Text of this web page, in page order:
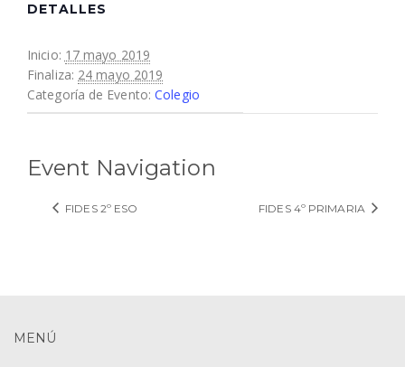
DETALLES
Inicio: 17 mayo 2019
Finaliza: 24 mayo 2019
Categoría de Evento: Colegio
Event Navigation
FIDES 2º ESO FIDES 4º PRIMARIA
MENÚ